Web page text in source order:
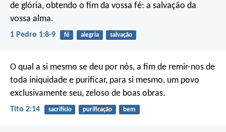
de glória, obtendo o fim da vossa fé: a salvação da
vossa alma.
1 Pedro 1:8-9 fé alegria salvação
O qual a si mesmo se deu por nós, a fim de remir-nos de
toda iniquidade e purificar, para si mesmo, um povo
exclusivamente seu, zeloso de boas obras.
Tito 2:14 sacrifício purificação bem